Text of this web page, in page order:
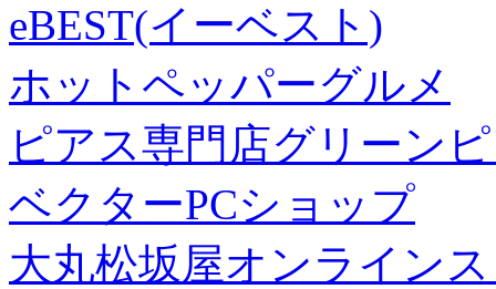
eBEST(イーベスト)
ホットペッパーグルメ
ピアス専門店グリーン
ベクターPCショップ
大丸松坂屋オンライン